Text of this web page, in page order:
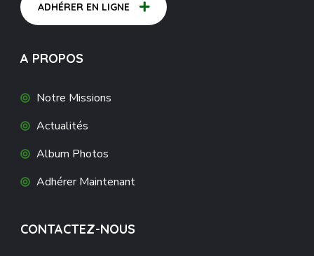
ADHÉRER EN LIGNE
A PROPOS
Notre Missions
Actualités
Album Photos
Adhérer Maintenant
CONTACTEZ-NOUS